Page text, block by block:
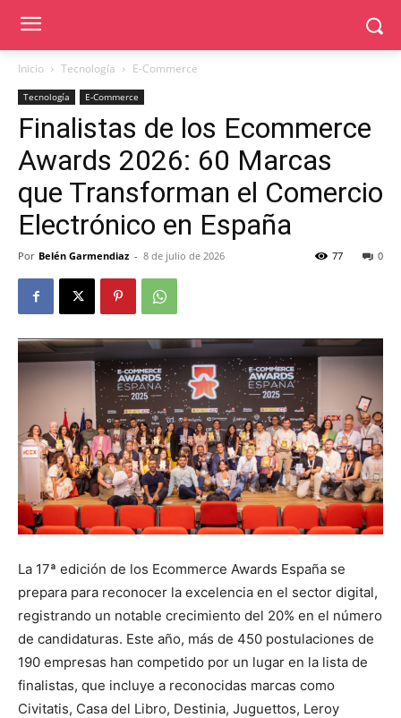
Inicio Tecnología E-Commerce
Tecnología E-Commerce
Finalistas de los Ecommerce
Awards 2026: 60 Marcas
que Transforman el Comercio
Electrónico en España
Por Belén Garmendiaz - 8 de julio de 2026 0
77
La 17ª edición de los Ecommerce Awards España se
prepara para reconocer la excelencia en el sector digital,
registrando un notable crecimiento del 20% en el número
de candidaturas. Este año, más de 450 postulaciones de
190 empresas han competido por un lugar en la lista de
finalistas, que incluye a reconocidas marcas como
Civitatis, Casa del Libro, Destinia, Juguettos, Leroy